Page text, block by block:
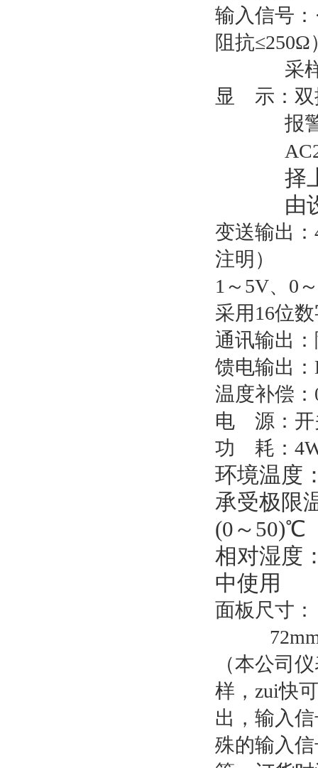
输入信号
阻抗≤250Ω
采
显
示：
报
择
由
变送输出：
注明）
1 ～5V、0
采用 16位
通讯输出
馈电输出：
温度补偿：
电
源：
功
耗：
环境温度
承受极限
(0 ～50)℃
相对湿度
中使用
面板尺寸：
（本公司
样，zui快
出，输入
殊的输入